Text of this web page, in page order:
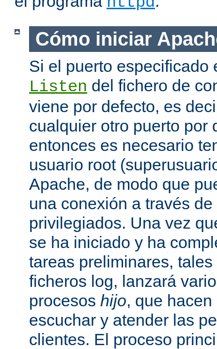
Cómo iniciar
Si el puerto especificado
Listen del fichero de
viene por defecto, es
cualquier otro puerto por
entonces es necesario
usuario root
Apache, de modo que
una conexión a través
privilegiados. Una vez
se ha iniciado y ha
tareas preliminares,
ficheros log, lanzará
procesos hijo, que
escuchar y atender las
clientes. El proceso